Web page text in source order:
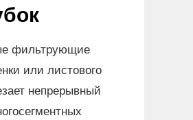
фильтрующие
или листового
непрерывный